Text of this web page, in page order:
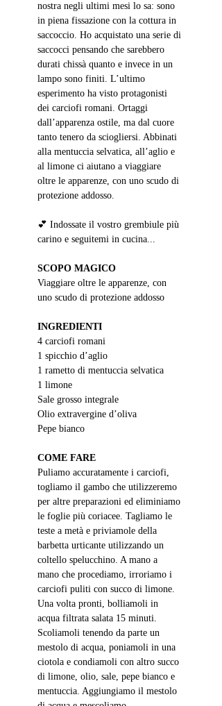
nostra negli ultimi mesi lo sa: sono
in piena fissazione con la cottura in
saccoccio. Ho acquistato una serie di
saccocci pensando che sarebbero
durati chissà quanto e invece in un
lampo sono finiti. L’ultimo
esperimento ha visto protagonisti
dei carciofi romani. Ortaggi
dall’apparenza ostile, ma dal cuore
tanto tenero da sciogliersi. Abbinati
alla mentuccia selvatica, all’aglio e
al limone ci aiutano a viaggiare
oltre le apparenze, con uno scudo di
protezione addosso.
💕 Indossate il vostro grembiule più
carino e seguitemi in cucina...
SCOPO MAGICO
Viaggiare oltre le apparenze, con
uno scudo di protezione addosso
INGREDIENTI
4 carciofi romani
1 spicchio d’aglio
1 rametto di mentuccia selvatica
1 limone
Sale grosso integrale
Olio extravergine d’oliva
Pepe bianco
COME FARE
Puliamo accuratamente i carciofi,
togliamo il gambo che utilizzeremo
per altre preparazioni ed eliminiamo
le foglie più coriacee. Tagliamo le
teste a metà e priviamole della
barbetta urticante utilizzando un
coltello spelucchino. A mano a
mano che procediamo, irroriamo i
carciofi puliti con succo di limone.
Una volta pronti, bolliamoli in
acqua filtrata salata 15 minuti.
Scoliamoli tenendo da parte un
mestolo di acqua, poniamoli in una
ciotola e condiamoli con altro succo
di limone, olio, sale, pepe bianco e
mentuccia. Aggiungiamo il mestolo